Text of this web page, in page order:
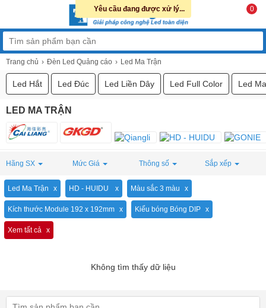
0
Trang chủ Đèn Led Quảng cáo Led Ma Trận
Led Hắt Led Đúc Led Liền Dây Led Full Color Led
LED MA TRẬN
Hãng SX Mức Giá Thông số Sắp xếp
Led Ma Trận HD - HUIDU Màu sắc 3 màu
Kích thước Module 192 x 192mm Kiểu bóng Bóng DIP
Xem tất cả
Không tìm thấy dữ liệu
Yêu cầu đang được xử lý...